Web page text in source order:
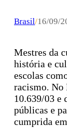
Brasil/16/09/
Mestres da
história e
escolas
racismo. No
10.639/03 e
públicas e
cumprida